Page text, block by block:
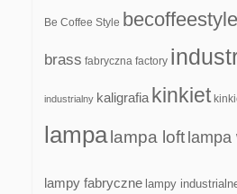
Be Coffee Style becoffeestyle
brass fabryczna factory
industrialny kaligrafia kinkiet
lampa lampa loft
lampy fabryczne lampy